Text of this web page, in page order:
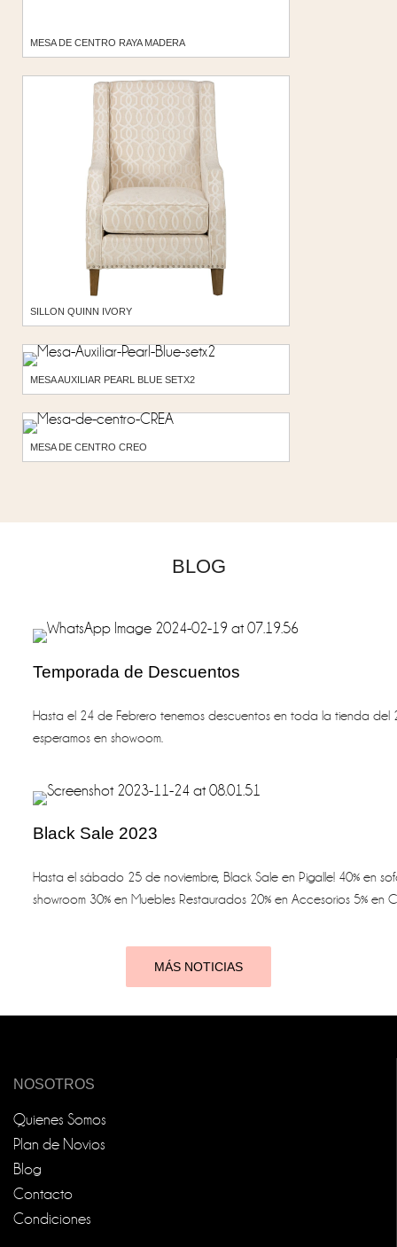
MESA DE CENTRO RAYA MADERA
SILLON QUINN IVORY
MESA AUXILIAR PEARL BLUE SETX2
MESA DE CENTRO CREO
BLOG
Temporada de Descuentos
Hasta el 24 de Febrero tenemos descuentos en toda la tienda del
esperamos en showoom.
Black Sale 2023
Hasta el sábado 25 de noviembre, Black Sale en Pigalle! 40% en
showroom 30% en Muebles Restaurados 20% en Accesorios 5% en
MÁS NOTICIAS
NOSOTROS
Quienes Somos
Plan de Novios
Blog
Contacto
Condiciones